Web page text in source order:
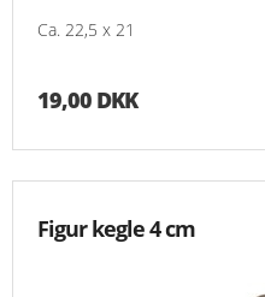
Ca. 22,5 x 21
19,00 DKK
Figur kegle 4 cm